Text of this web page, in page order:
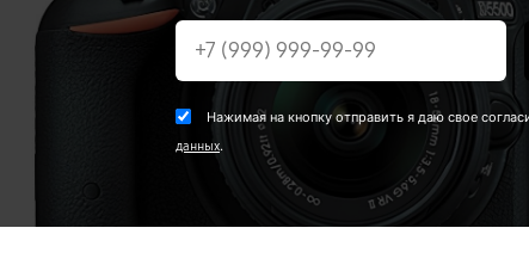
Нажимая на кнопку отправить я даю свое
данных.